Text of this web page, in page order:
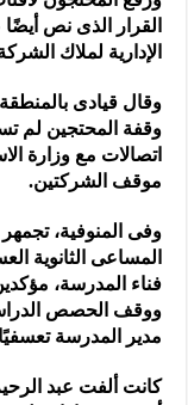
القرار الذى نص
الإدارية لملاك
وقال قيادى
وقفة المحتجين لم
اتصالات مع وزارة
موقف الشركتين.
وفى المنوفية،
المساعى الثانوية
فناء المدرسة،
ووقف الحصص
مدير المدرسة
كانت ألفت عبد